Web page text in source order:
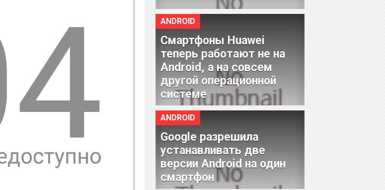
ANDROID
Смартфоны Huawei
теперь работают не на
Android, а на совсем
другой операционной
системе
ANDROID
Google разрешила
устанавливать две
версии Android на один
смартфон